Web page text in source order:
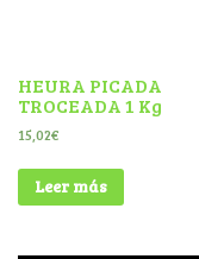
HEURA PICADA
TROCEADA 1 Kg
15,02€
Leer más